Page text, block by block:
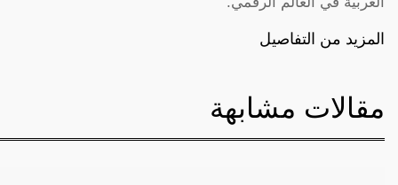
المزيد من التفاصيل
مقالات مشابهة